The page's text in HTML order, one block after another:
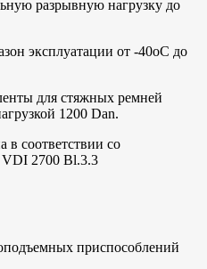
разрывную нагрузку до
эксплуатации от -40оС до
для стяжных ремней
1200 Dan.
в соответствии со
VDI 2700 Bl.3.3
приспособлений